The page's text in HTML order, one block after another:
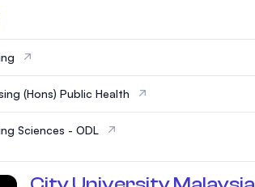
(Hons) Public Health
Sciences - ODL